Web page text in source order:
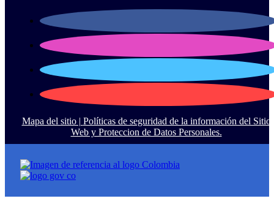
Mapa del sitio | Políticas de seguridad de la información del Sitio
Web y Proteccion de Datos Personales.